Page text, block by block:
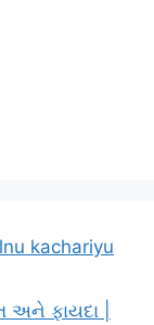
kachariyu
અને ફાયદા |